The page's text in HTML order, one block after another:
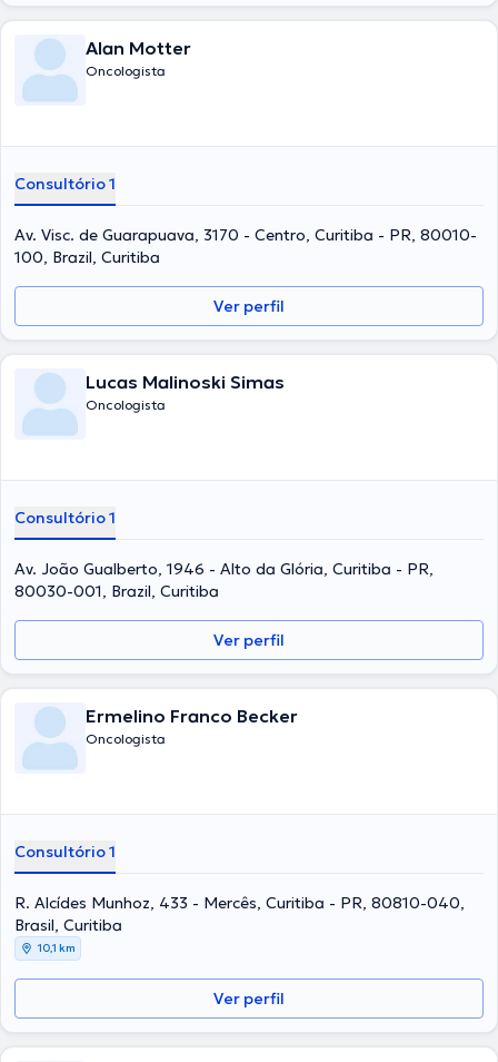
Alan Motter
Oncologista
Consultório 1
Av. Visc. de Guarapuava, 3170 - Centro, Curitiba - PR, 80010-
100, Brazil, Curitiba
Ver perfil
Lucas Malinoski Simas
Oncologista
Consultório 1
Av. João Gualberto, 1946 - Alto da Glória, Curitiba - PR,
80030-001, Brazil, Curitiba
Ver perfil
Ermelino Franco Becker
Oncologista
Consultório 1
R. Alcídes Munhoz, 433 - Mercês, Curitiba - PR, 80810-040,
Brasil, Curitiba
10,1 km
Ver perfil